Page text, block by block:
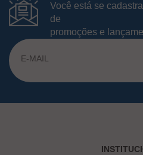
Você está se
de
promoções e